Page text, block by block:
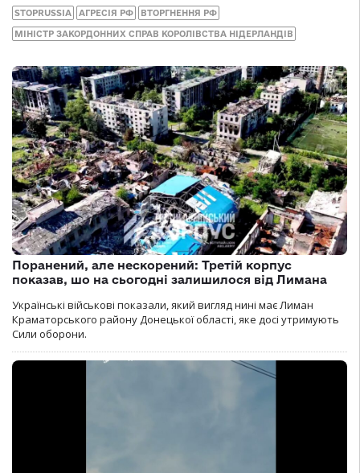
STOPRUSSIA АГРЕСІЯ РФ ВТОРГНЕННЯ РФ
МІНІСТР ЗАКОРДОННИХ СПРАВ КОРОЛІВСТВА НІДЕРЛАНДІВ
Поранений, але нескорений: Третій корпус
показав, шо на сьогодні залишилося від Лимана
Українські військові показали, який вигляд нині має Лиман
Краматорського району Донецької області, яке досі утримують
Сили оборони.